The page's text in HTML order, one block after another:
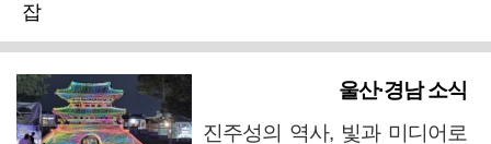
잡
울산·경남 소식
진주성의 역사, 빛과 미디어로